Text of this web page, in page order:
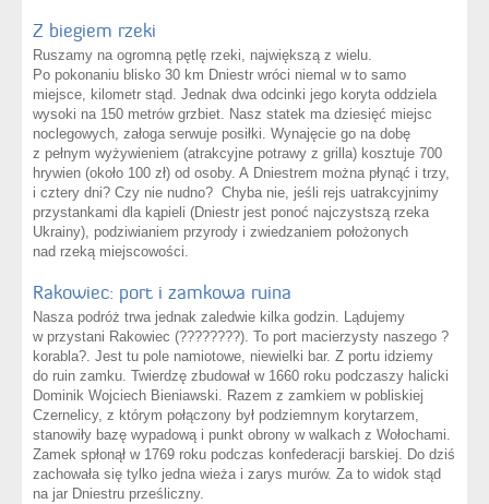
Z biegiem rzeki
Ruszamy na ogromną pętlę rzeki, największą z wielu.
Po pokonaniu blisko 30 km Dniestr wróci niemal w to samo
miejsce, kilometr stąd. Jednak dwa odcinki jego koryta oddziela
wysoki na 150 metrów grzbiet. Nasz statek ma dziesięć miejsc
noclegowych, załoga serwuje posiłki. Wynajęcie go na dobę
z pełnym wyżywieniem (atrakcyjne potrawy z grilla) kosztuje 700
hrywien (około 100 zł) od osoby. A Dniestrem można płynąć i trzy,
i cztery dni? Czy nie nudno? Chyba nie, jeśli rejs uatrakcyjnimy
przystankami dla kąpieli (Dniestr jest ponoć najczystszą rzeka
Ukrainy), podziwianiem przyrody i zwiedzaniem położonych
nad rzeką miejscowości.
Rakowiec: port i zamkowa ruina
Nasza podróż trwa jednak zaledwie kilka godzin. Lądujemy
w przystani Rakowiec (????????). To port macierzysty naszego ?
korabla?. Jest tu pole namiotowe, niewielki bar. Z portu idziemy
do ruin zamku. Twierdzę zbudował w 1660 roku podczaszy halicki
Dominik Wojciech Bieniawski. Razem z zamkiem w pobliskiej
Czernelicy, z którym połączony był podziemnym korytarzem,
stanowiły bazę wypadową i punkt obrony w walkach z Wołochami.
Zamek spłonął w 1769 roku podczas konfederacji barskiej. Do dziś
zachowała się tylko jedna wieża i zarys murów. Za to widok stąd
na jar Dniestru prześliczny.